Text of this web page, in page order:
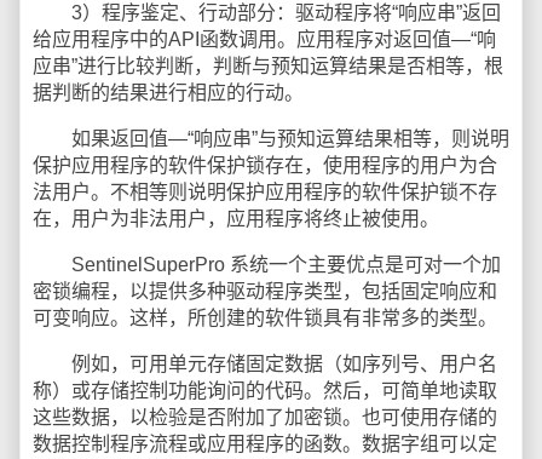
3）程序鉴定、行动部分：驱动程序将“响应串”返回
给应用程序中的API函数调用。应用程序对返回值—“响
应串”进行比较判断，判断与预知运算结果是否相等，根
据判断的结果进行相应的行动。
如果返回值—“响应串”与预知运算结果相等，则说明
保护应用程序的软件保护锁存在，使用程序的用户为合
法用户。不相等则说明保护应用程序的软件保护锁不存
在，用户为非法用户，应用程序将终止被使用。
SentinelSuperPro 系统一个主要优点是可对一个加
密锁编程，以提供多种驱动程序类型，包括固定响应和
可变响应。这样，所创建的软件锁具有非常多的类型。
例如，可用单元存储固定数据（如序列号、用户名
称）或存储控制功能询问的代码。然后，可简单地读取
这些数据，以检验是否附加了加密锁。也可使用存储的
数据控制程序流程或应用程序的函数。数据字组可以定